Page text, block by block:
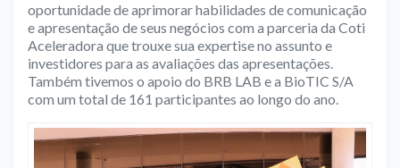
oportunidade de aprimorar habilidades de comunicação
e apresentação de seus negócios com a parceria da Coti
Aceleradora que trouxe sua expertise no assunto e
investidores para as avaliações das apresentações.
Também tivemos o apoio do BRB LAB e a BioTIC S/A
com um total de 161 participantes ao longo do ano.